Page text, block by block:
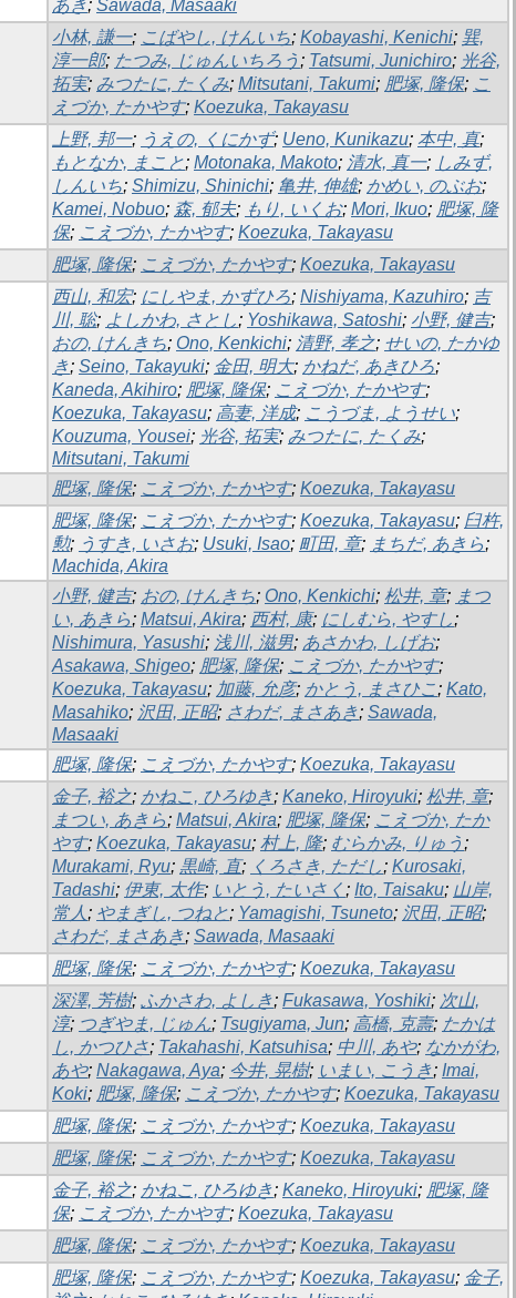
あき; Sawada, Masaaki
小林, 謙一; こばやし, けんいち; Kobayashi, Kenichi; 巽,
淳一郎; たつみ, じゅんいちろう ; Tatsumi, Junichiro; 光谷,
拓実; みつたに, たくみ; Mitsutani, Takumi; 肥塚, 隆保; こ
えづか, たかやす; Koezuka, Takayasu
上野, 邦一; うえの, くにかず; Ueno, Kunikazu; 本中, 真;
もとなか, まこと; Motonaka, Makoto; 清水, 真一; しみず,
しんいち; Shimizu, Shinichi; 亀井, 伸雄; かめい, のぶお;
Kamei, Nobuo; 森, 郁夫; もり, いくお; Mori, Ikuo; 肥塚, 隆
保; こえづか, たかやす; Koezuka, Takayasu
肥塚, 隆保; こえづか, たかやす; Koezuka, Takayasu
西山, 和宏; にしやま, かずひろ; Nishiyama, Kazuhiro; 吉
川, 聡; よしかわ, さとし; Yoshikawa, Satoshi; 小野, 健吉;
おの, けんきち; Ono, Kenkichi; 清野, 孝之; せいの, たかゆ
き; Seino, Takayuki; 金田, 明大; かねだ, あきひろ;
Kaneda, Akihiro; 肥塚, 隆保; こえづか, たかやす;
Koezuka, Takayasu; 高妻, 洋成; こうづま, ようせい;
Kouzuma, Yousei; 光谷, 拓実; みつたに, たくみ;
Mitsutani, Takumi
肥塚, 隆保; こえづか, たかやす; Koezuka, Takayasu
肥塚, 隆保; こえづか, たかやす; Koezuka, Takayasu; 臼杵,
勲; うすき, いさお; Usuki, Isao; 町田, 章; まちだ, あきら;
Machida, Akira
小野, 健吉; おの, けんきち; Ono, Kenkichi; 松井, 章; まつ
い, あきら; Matsui, Akira; 西村, 康; にしむら, やすし;
Nishimura, Yasushi; 浅川, 滋男; あさかわ, しげお;
Asakawa, Shigeo; 肥塚, 隆保; こえづか, たかやす;
Koezuka, Takayasu; 加藤, 允彦; かとう, まさひこ; Kato,
Masahiko; 沢田, 正昭; さわだ, まさあき; Sawada,
Masaaki
肥塚, 隆保; こえづか, たかやす; Koezuka, Takayasu
金子, 裕之; かねこ, ひろゆき; Kaneko, Hiroyuki; 松井, 章;
まつい, あきら; Matsui, Akira; 肥塚, 隆保; こえづか, たか
やす; Koezuka, Takayasu; 村上, 隆; むらかみ, りゅう ;
Murakami, Ryu; 黒崎, 直; くろさき, ただし; Kurosaki,
Tadashi; 伊東, 太作; いとう, たいさく ; Ito, Taisaku; 山岸,
常人 ; やまぎし, つねと; Yamagishi, Tsuneto; 沢田, 正昭;
さわだ, まさあき; Sawada, Masaaki
肥塚, 隆保; こえづか, たかやす; Koezuka, Takayasu
深澤, 芳樹; ふかさわ, よしき; Fukasawa, Yoshiki; 次山,
淳; つぎやま, じゅん; Tsugiyama, Jun; 高橋, 克壽; たかは
し, かつひさ; Takahashi, Katsuhisa; 中川, あや; なかがわ,
あや; Nakagawa, Aya; 今井, 晃樹; いまい, こうき; Imai,
Koki; 肥塚, 隆保; こえづか, たかやす; Koezuka, Takayasu
肥塚, 隆保; こえづか, たかやす; Koezuka, Takayasu
肥塚, 隆保; こえづか, たかやす; Koezuka, Takayasu
金子, 裕之; かねこ, ひろゆき; Kaneko, Hiroyuki; 肥塚, 隆
保; こえづか, たかやす; Koezuka, Takayasu
肥塚, 隆保; こえづか, たかやす; Koezuka, Takayasu
肥塚, 隆保; こえづか, たかやす; Koezuka, Takayasu; 金子,